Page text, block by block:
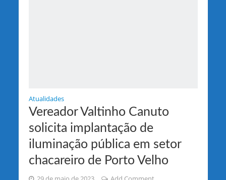
Atualidades
Vereador Valtinho Canuto
solicita implantação de
iluminação pública em setor
chacareiro de Porto Velho